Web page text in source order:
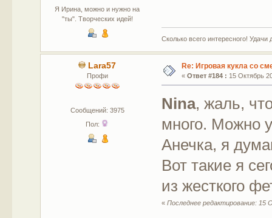
Я Ирина, можно и нужно на
"ты". Творческих идей!
Сколько всего интересного! Удачи
Lara57
Профи
Сообщений: 3975
Пол:
Re: Игровая кукла со
« Ответ #184 : 15 Октябрь
Nina, жаль,
много. Можно
Анечка, я
Вот такие я
из жесткого
«Последнее редактирование: 15